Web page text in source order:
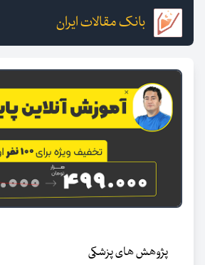
بانک مقالات ایران
پژوهش های پزشکی